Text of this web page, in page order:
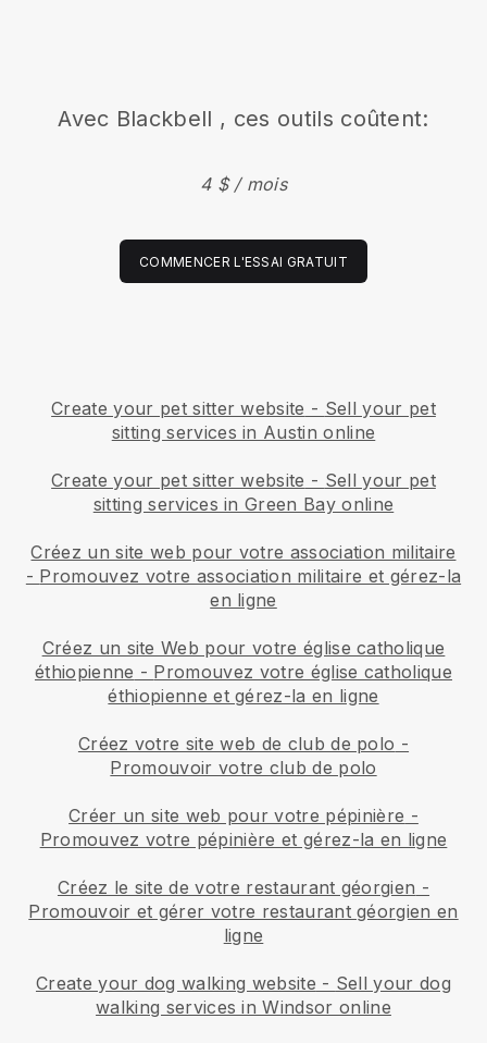
Avec Blackbell , ces outils coûtent:
4 $ / mois
COMMENCER L'ESSAI GRATUIT
Create your pet sitter website - Sell your pet
sitting services in Austin online
Create your pet sitter website - Sell your pet
sitting services in Green Bay online
Créez un site web pour votre association militaire
- Promouvez votre association militaire et gérez-la
en ligne
Créez un site Web pour votre église catholique
éthiopienne - Promouvez votre église catholique
éthiopienne et gérez-la en ligne
Créez votre site web de club de polo -
Promouvoir votre club de polo
Créer un site web pour votre pépinière -
Promouvez votre pépinière et gérez-la en ligne
Créez le site de votre restaurant géorgien -
Promouvoir et gérer votre restaurant géorgien en
ligne
Create your dog walking website - Sell your dog
walking services in Windsor online